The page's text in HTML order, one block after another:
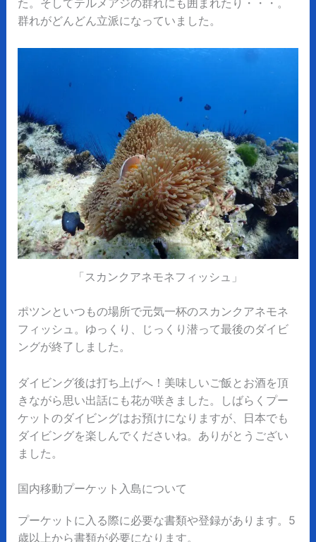
た。そしてテルメアジの群れにも囲まれたり・・・。
群れがどんどん立派になっていました。
「スカンクアネモネフィッシュ」
ポツンといつもの場所で元気一杯のスカンクアネモネ
フィッシュ。ゆっくり、じっくり潜って最後のダイビ
ングが終了しました。
ダイビング後は打ち上げへ！美味しいご飯とお酒を頂
きながら思い出話にも花が咲きました。しばらくプー
ケットのダイビングはお預けになりますが、日本でも
ダイビングを楽しんでくださいね。ありがとうござい
ました。
国内移動プーケット入島について
プーケットに入る際に必要な書類や登録があります。5
歳以上から書類が必要になります。